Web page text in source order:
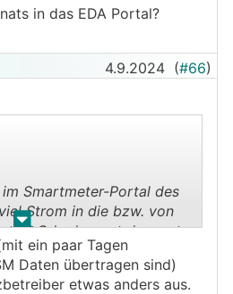
in das EDA Portal?
4.9.2024 (#66)
. .
Smartmeter-Portal des
Strom in die bzw. von
Oder kommt das erst
in das EDA Portal?
ein paar Tagen
Daten übertragen sind)
etwas anders aus.